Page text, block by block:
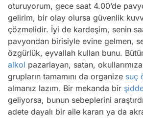
oturuyorum, gece saat 4.00’de
gelirim, bir olay olursa güvenlik
çözmelidir. İyi de kardeşim, senin
pavyondan birisiyle evine gelmen,
özgürlük, eyvallah kullan bunu.
alkol pazarlayan, satan,
grupların tamamını da organize suç
almanız lazım. Bir mekanda bir
geliyorsa, bunun sebeplerini
adete dayalı bir aile kararı ya da